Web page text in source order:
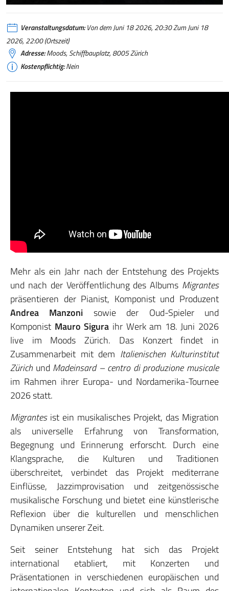
Veranstaltungsdatum:Von dem Juni 18 2026, 20:30 Zum Juni 18
2026, 22:00 (Ortszeit)
Adresse:Moods, Schiffbauplatz, 8005 Zürich
Kostenpflichtig:Nein
Mehr als ein Jahr nach der Entstehung des Projekts
und nach der Veröffentlichung des Albums Migrantes
präsentieren der Pianist, Komponist und Produzent
Andrea Manzoni sowie der Oud-Spieler und
Komponist Mauro Sigura ihr Werk am 18. Juni 2026
live im Moods Zürich. Das Konzert findet in
Zusammenarbeit mit dem Italienischen Kulturinstitut
Zürichund Madeinsard – centro di produzione musicale
im Rahmen ihrer Europa- und Nordamerika-Tournee
2026 statt.
Migrantesist ein musikalisches Projekt, das Migration
als universelle Erfahrung von Transformation,
Begegnung und Erinnerung erforscht. Durch eine
Klangsprache, die Kulturen und Traditionen
überschreitet, verbindet das Projekt mediterrane
Einflüsse, Jazzimprovisation und zeitgenössische
musikalische Forschung und bietet eine künstlerische
Reflexion über die kulturellen und menschlichen
Dynamiken unserer Zeit.
Seit seiner Entstehung hat sich das Projekt
international etabliert, mit Konzerten und
Präsentationen in verschiedenen europäischen und